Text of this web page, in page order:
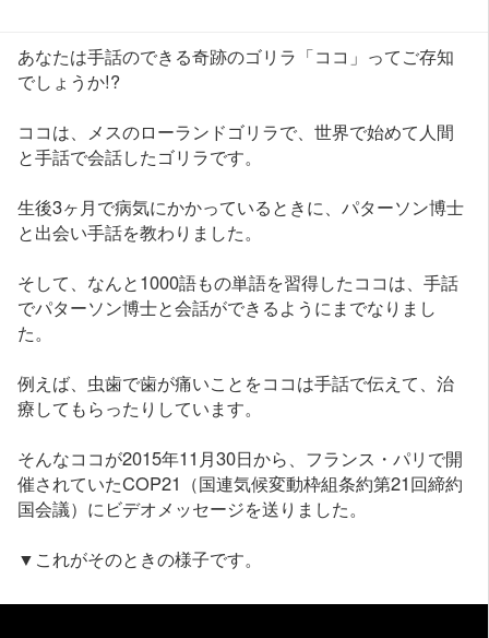
あなたは手話のできる奇跡のゴリラ「ココ」ってご存知
でしょうか!?
ココは、メスのローランドゴリラで、世界で始めて人間
と手話で会話したゴリラです。
生後3ヶ月で病気にかかっているときに、パターソン博士
と出会い手話を教わりました。
そして、なんと1000語もの単語を習得したココは、手話
でパターソン博士と会話ができるようにまでなりまし
た。
例えば、虫歯で歯が痛いことをココは手話で伝えて、治
療してもらったりしています。
そんなココが2015年11月30日から、フランス・パリで開
催されていたCOP21（国連気候変動枠組条約第21回締約
国会議）にビデオメッセージを送りました。
▼これがそのときの様子です。